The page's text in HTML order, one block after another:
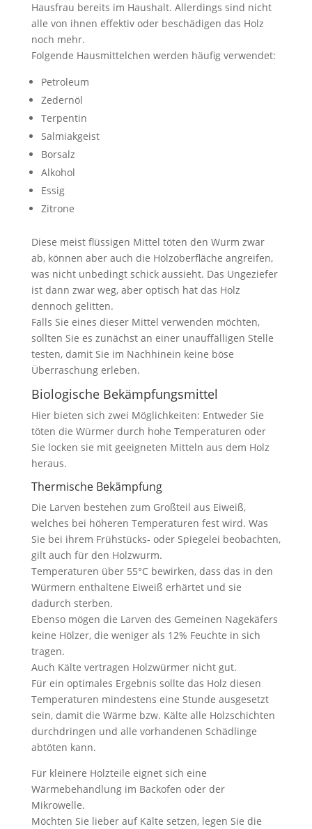
Hausfrau bereits im Haushalt. Allerdings sind nicht
alle von ihnen effektiv oder beschädigen das Holz
noch mehr.
Folgende Hausmittelchen werden häufig verwendet:
Petroleum
Zedernöl
Terpentin
Salmiakgeist
Borsalz
Alkohol
Essig
Zitrone
Diese meist flüssigen Mittel töten den Wurm zwar
ab, können aber auch die Holzoberfläche angreifen,
was nicht unbedingt schick aussieht. Das Ungeziefer
ist dann zwar weg, aber optisch hat das Holz
dennoch gelitten.
Falls Sie eines dieser Mittel verwenden möchten,
sollten Sie es zunächst an einer unauffälligen Stelle
testen, damit Sie im Nachhinein keine böse
Überraschung erleben.
Biologische Bekämpfungsmittel
Hier bieten sich zwei Möglichkeiten: Entweder Sie
töten die Würmer durch hohe Temperaturen oder
Sie locken sie mit geeigneten Mitteln aus dem Holz
heraus.
Thermische Bekämpfung
Die Larven bestehen zum Großteil aus Eiweiß,
welches bei höheren Temperaturen fest wird. Was
Sie bei ihrem Frühstücks- oder Spiegelei beobachten,
gilt auch für den Holzwurm.
Temperaturen über 55°C bewirken, dass das in den
Würmern enthaltene Eiweiß erhärtet und sie
dadurch sterben.
Ebenso mögen die Larven des Gemeinen Nagekäfers
keine Hölzer, die weniger als 12% Feuchte in sich
tragen.
Auch Kälte vertragen Holzwürmer nicht gut.
Für ein optimales Ergebnis sollte das Holz diesen
Temperaturen mindestens eine Stunde ausgesetzt
sein, damit die Wärme bzw. Kälte alle Holzschichten
durchdringen und alle vorhandenen Schädlinge
abtöten kann.
Für kleinere Holzteile eignet sich eine
Wärmebehandlung im Backofen oder der
Mikrowelle.
Möchten Sie lieber auf Kälte setzen, legen Sie die